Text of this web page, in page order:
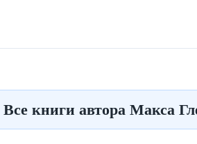
книги автора Макса